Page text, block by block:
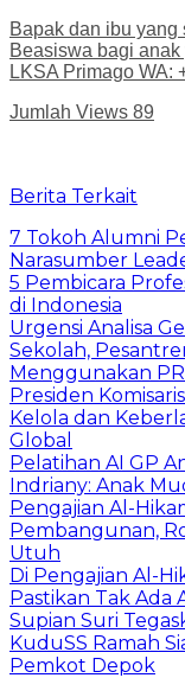
Bapak dan ibu yang
Beasiswa bagi
LKSA Primago WA:
Jumlah Views 89
Berita Terkait
7 Tokoh Alumni
Narasumber
5 Pembicara
di Indonesia
Urgensi Analisa
Sekolah,
Menggunakan
Presiden
Kelola dan
Global
Pelatihan AI GP
Indriany: Anak
Pengajian Al-
Pembangunan,
Utuh
Di Pengajian Al-
Pastikan Tak Ada
Supian Suri
KuduSS Ramah
Pemkot Depok